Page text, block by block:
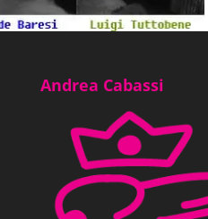
Andrea Cabassi